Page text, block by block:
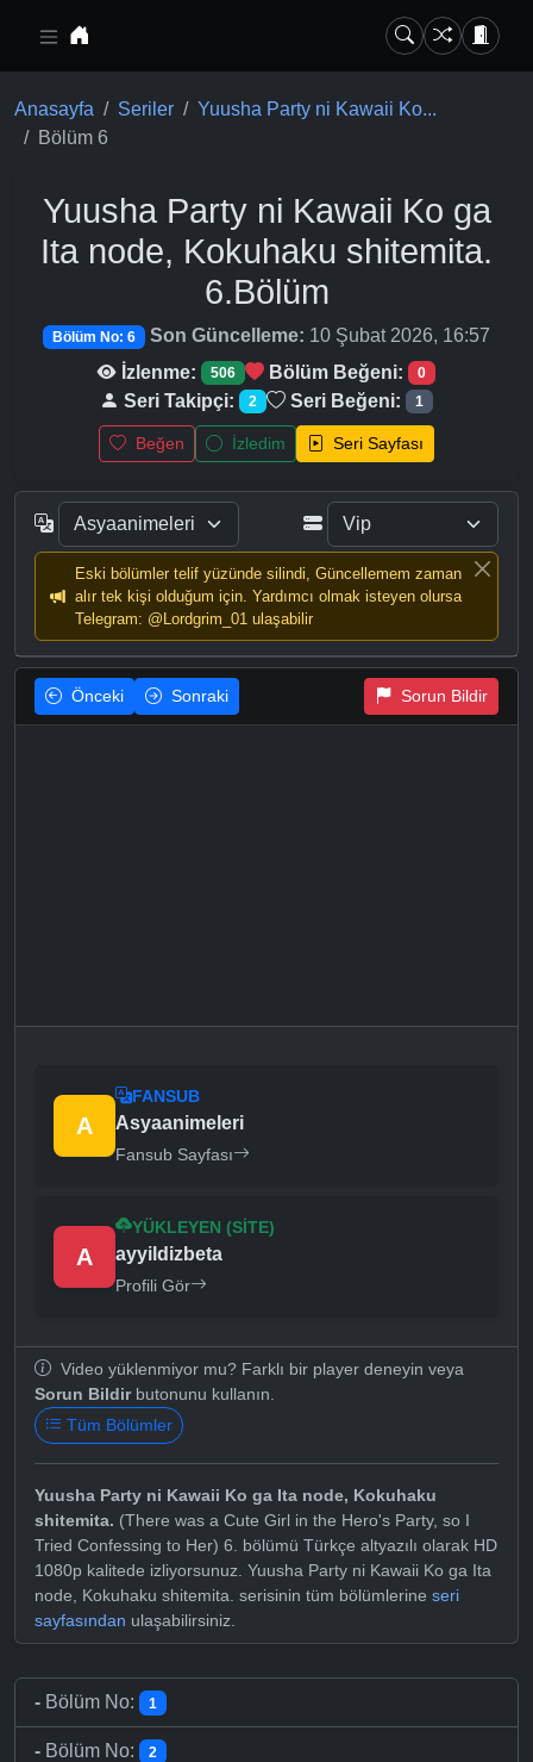
Anasayfa Seriler
Yuusha Party ni Kawaii Ko...
Bölüm 6
Yuusha Party ni Kawaii Ko ga
Ita node, Kokuhaku shitemita.
6.Bölüm
Bölüm No: 6 Son Güncelleme: 10 Şubat 2026, 16:57
İzlenme:
506 Bölüm Beğeni: 0
Seri Takipçi: 2 Seri Beğeni: 1
Beğen İzledim Seri Sayfası
Eski bölümler telif yüzünde silindi, Güncellemem zaman
alır tek kişi olduğum için. Yardımcı olmak isteyen olursa
Telegram: @Lordgrim_01 ulaşabilir
Önceki Sonraki Sorun Bildir
A
FANSUB
Asyaanimeleri
Fansub Sayfası
A
YÜKLEYEN (SITE)
ayyildizbeta
Profili Gör
Video yüklenmiyor mu? Farklı bir player deneyin veya
Sorun Bildirbutonunu kullanın.
Tüm Bölümler
Yuusha Party ni Kawaii Ko ga Ita node, Kokuhaku
shitemita. (There was a Cute Girl in the Hero's Party, so I
Tried Confessing to Her) 6. bölümü Türkçe altyazılı olarak HD
1080p kalitede izliyorsunuz. Yuusha Party ni Kawaii Ko ga Ita
node, Kokuhaku shitemita. serisinin tüm bölümlerine seri
sayfasından ulaşabilirsiniz.
- Bölüm No: 1
- Bölüm No: 2